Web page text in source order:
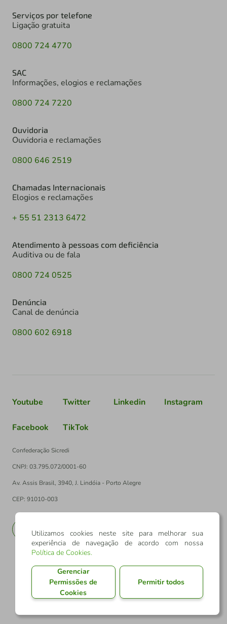
Serviços por telefone
Ligação gratuita
0800 724 4770
SAC
Informações, elogios e reclamações
0800 724 7220
Ouvidoria
Ouvidoria e reclamações
0800 646 2519
Chamadas Internacionais
Elogios e reclamações
+ 55 51 2313 6472
Atendimento à pessoas com deficiência
Auditiva ou de fala
0800 724 0525
Denúncia
Canal de denúncia
0800 602 6918
Youtube Twitter Linkedin Instagram
Facebook TikTok
Confederação Sicredi
CNPJ: 03.795.072/0001-60
Av. Assis Brasil, 3940, J. Lindóia - Porto Alegre
CEP: 91010-003
Utilizamos cookies neste site para melhorar sua
experiência de navegação de acordo com nossa
Política de Cookies.
Gerenciar
Permissões de
Cookies
Permitir todos